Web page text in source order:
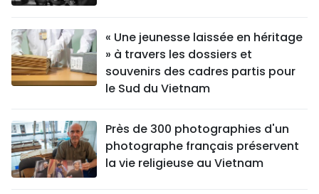
« Une jeunesse laissée en héritage
» à travers les dossiers et
souvenirs des cadres partis pour
le Sud du Vietnam
Près de 300 photographies d'un
photographe français préservent
la vie religieuse au Vietnam